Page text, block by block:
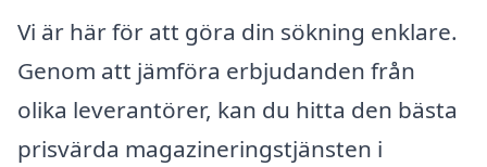
Vi är här för att göra din sökning enklare.
Genom att jämföra erbjudanden från
olika leverantörer, kan du hitta den bästa
prisvärda magazineringstjänsten i